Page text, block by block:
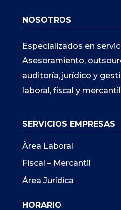
NOSOTROS
Especializados en
Asesoramiento,
auditoría, jurídico y
laboral, fiscal y
SERVICIOS EMPRESAS
Àrea Laboral
Fiscal – Mercantil
Área Jurídica
HORARIO